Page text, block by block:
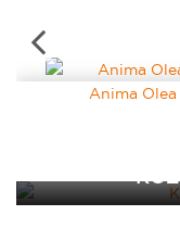
Anima Olea